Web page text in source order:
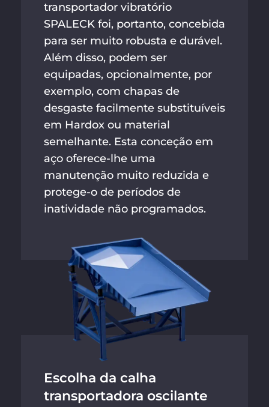
transportador vibratório
SPALECK foi, portanto, concebida
para ser muito robusta e durável.
Além disso, podem ser
equipadas, opcionalmente, por
exemplo, com chapas de
desgaste facilmente substituíveis
em Hardox ou material
semelhante. Esta conceção em
aço oferece-lhe uma
manutenção muito reduzida e
protege-o de períodos de
inatividade não programados.
Escolha da calha
transportadora oscilante